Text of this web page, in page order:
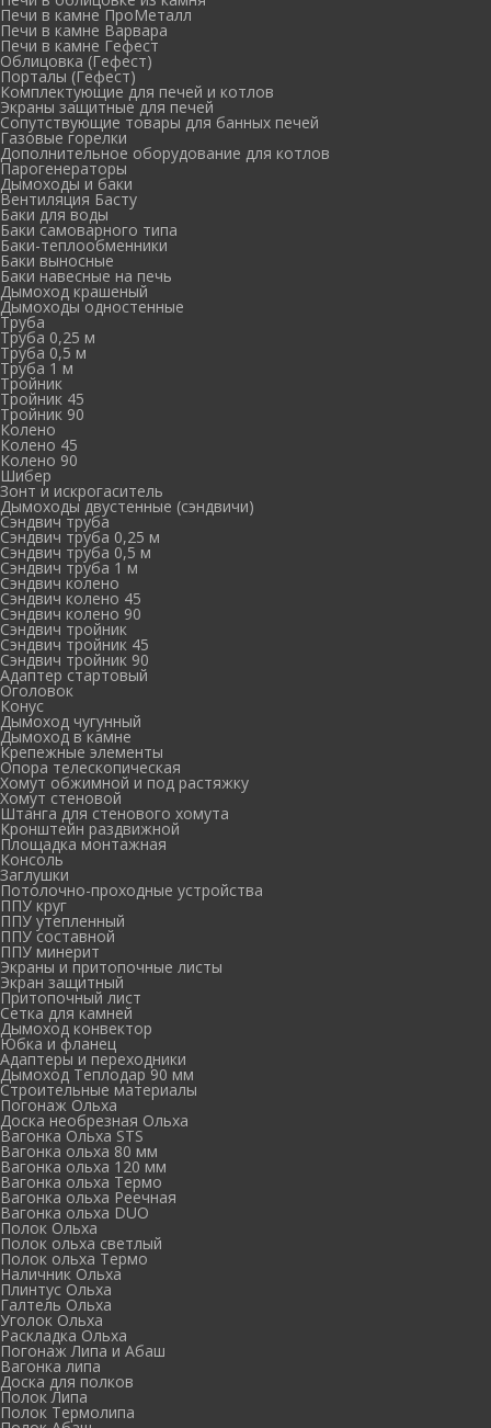
Печи в камне ПроМеталл
Печи в камне Варвара
Печи в камне Гефест
Облицовка (Гефест)
Порталы (Гефест)
Комплектующие для печей и котлов
Экраны защитные для печей
Сопутствующие товары для банных печей
Газовые горелки
Дополнительное оборудование для котлов
Парогенераторы
Дымоходы и баки
Вентиляция Басту
Баки для воды
Баки самоварного типа
Баки-теплообменники
Баки выносные
Баки навесные на печь
Дымоход крашеный
Дымоходы одностенные
Труба
Труба 0,25 м
Труба 0,5 м
Труба 1 м
Тройник
Тройник 45
Тройник 90
Колено
Колено 45
Колено 90
Шибер
Зонт и искрогаситель
Дымоходы двустенные (сэндвичи)
Сэндвич труба
Сэндвич труба 0,25 м
Сэндвич труба 0,5 м
Сэндвич труба 1 м
Сэндвич колено
Сэндвич колено 45
Сэндвич колено 90
Сэндвич тройник
Сэндвич тройник 45
Сэндвич тройник 90
Адаптер стартовый
Оголовок
Конус
Дымоход чугунный
Дымоход в камне
Крепежные элементы
Опора телескопическая
Хомут обжимной и под растяжку
Хомут стеновой
Штанга для стенового хомута
Кронштейн раздвижной
Площадка монтажная
Консоль
Заглушки
Потолочно-проходные устройства
ППУ круг
ППУ утепленный
ППУ составной
ППУ минерит
Экраны и притопочные листы
Экран защитный
Притопочный лист
Сетка для камней
Дымоход конвектор
Юбка и фланец
Адаптеры и переходники
Дымоход Теплодар 90 мм
Cтроительные материалы
Погонаж Ольха
Доска необрезная Ольха
Вагонка Ольха STS
Вагонка ольха 80 мм
Вагонка ольха 120 мм
Вагонка ольха Термо
Вагонка ольха Реечная
Вагонка ольха DUO
Полок Ольха
Полок ольха светлый
Полок ольха Термо
Наличник Ольха
Плинтус Ольха
Галтель Ольха
Уголок Ольха
Раскладка Ольха
Погонаж Липа и Абаш
Вагонка липа
Доска для полков
Полок Липа
Полок Термолипа